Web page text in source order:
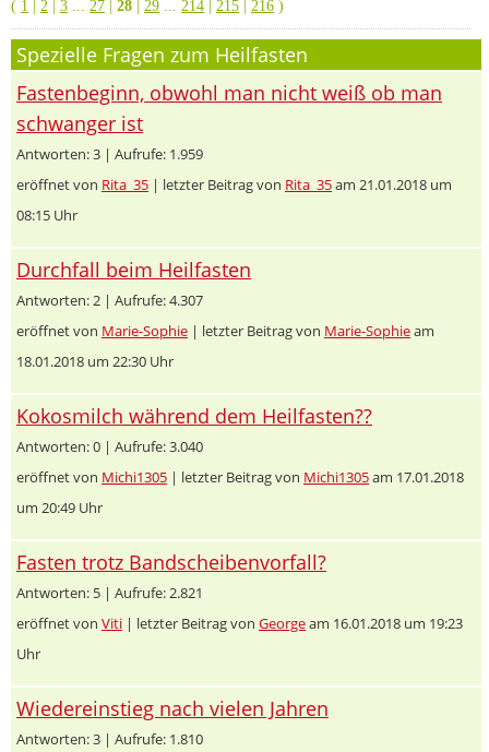
( 1 2 3 27 28 29 214 215 216 )
Spezielle Fragen zum Heilfasten
Fastenbeginn, obwohl man nicht weiß ob man
schwanger ist
Antworten: 3 | Aufrufe: 1.959
eröffnet von Rita_35 | letzter Beitrag von Rita_35am 21.01.2018 um
08:15 Uhr
Durchfall beim Heilfasten
Antworten: 2 | Aufrufe: 4.307
eröffnet von Marie-Sophie | letzter Beitrag von Marie-Sophieam
18.01.2018 um 22:30 Uhr
Kokosmilch während dem Heilfasten??
Antworten: 0 | Aufrufe: 3.040
eröffnet von Michi1305 | letzter Beitrag von Michi1305am 17.01.2018
um 20:49 Uhr
Fasten trotz Bandscheibenvorfall?
Antworten: 5 | Aufrufe: 2.821
eröffnet von Viti | letzter Beitrag von Georgeam 16.01.2018 um 19:23
Uhr
Wiedereinstieg nach vielen Jahren
Antworten: 3 | Aufrufe: 1.810